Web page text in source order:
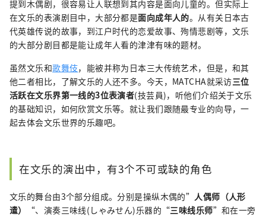
提到木偶剧，很容易让人联想到其内容是面向儿童的。但实际上
在文乐的表演剧目中，大部分都是面向成年人的。从有关日本古
代英雄传说的故事，到江户时代的恋爱故事、殉情悲剧等，文乐
的大部分剧目都是能让成年人看的津津有味的题材。
虽然文乐和歌舞伎，能被并称为日本三大传统艺术，但是，和其
他二者相比，了解文乐的人还不多。今天，MATCHA就采访三位
活跃在文乐界第一线的3位表演者(技芸員)，听他们介绍关于文乐
的基础知识，如何欣赏文乐等。就让我们跟随最专业的向导，一
起去体会文乐世界的乐趣吧。
在文乐的演出中，有3个不可或缺的角色
文乐的舞台由3个部分组成。分别是操纵木偶的” 人偶师（人形
遣）
“、演奏三味线(しゃみせん)乐器的“三味线乐师”和在一旁